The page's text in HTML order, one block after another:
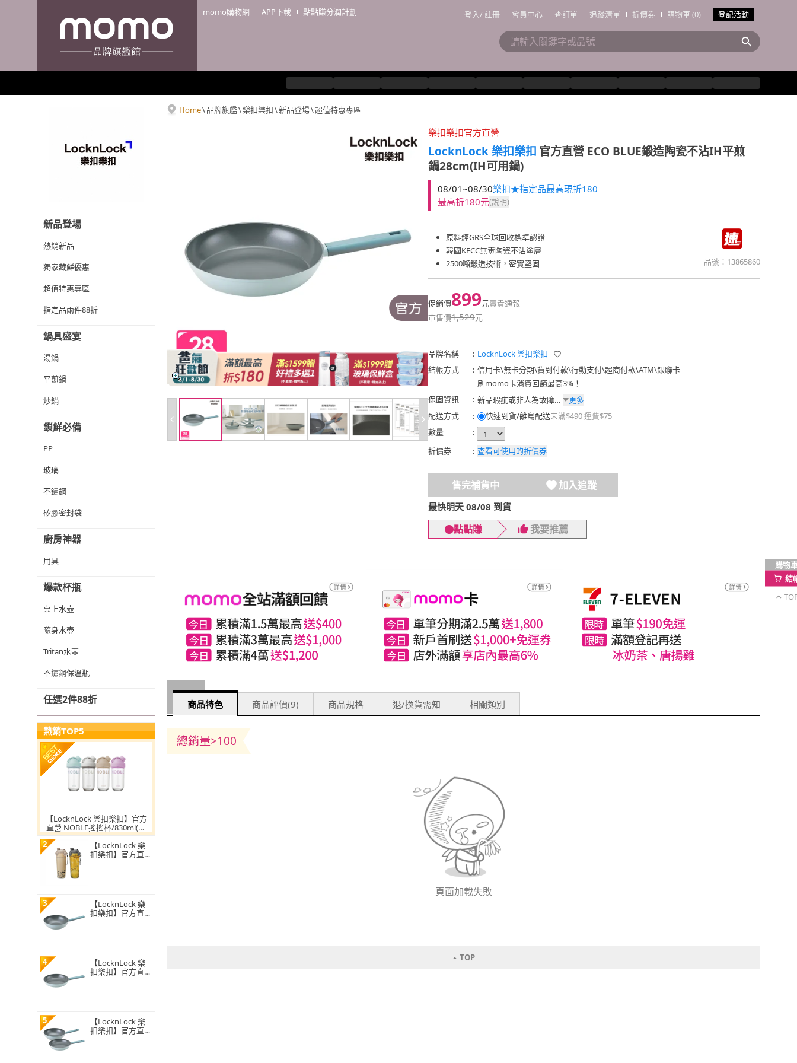
momo購物網 APP下載 點點賺分潤計劃 登入/註冊 會員中心 查訂單 追蹤清單 折價券 購物車 (0) 登記活動
新品登場
熱銷新品
獨家藏鮮優惠
超值特惠專區
指定品兩件88折
鍋具盛宴
湯鍋
平煎鍋
炒鍋
鎖鮮必備
PP
玻璃
不鏽鋼
矽膠密封袋
廚房神器
用具
爆款杯瓶
桌上水壺
隨身水壺
Tritan水壺
不鏽鋼保溫瓶
任選2件88折
熱銷TOP5
【LocknLock 樂扣樂扣】官方
直營 NOBLE搖搖杯/830ml(四
色任選/搖搖杯/運動水壺/大口
徑)
2
【LocknLock 樂
扣樂扣】官方直營
3
【LocknLock 樂
扣樂扣】官方直營
4
【LocknLock 樂
扣樂扣】官方直營
5
【LocknLock 樂
扣樂扣】官方直營
Home\品牌旗艦\樂扣樂扣\新品登場\超值特惠專區
樂扣樂扣官方直營
LocknLock 樂扣樂扣 官方直營 ECO BLUE鍛造陶瓷不沾IH平煎
鍋28cm(IH可用鍋)
08/01~08/30樂扣★指定品最高現折180
最高折180元(說明)
原料經GRS全球回收標準認證
韓國KFCC無毒陶瓷不沾塗層
2500噸鍛造技術，密實堅固
品號： 13865860
促銷價899元賣貴通報
市售價1,529元
品牌名稱 : LocknLock 樂扣樂扣
結帳方式
: 信用卡\無卡分期\貨到付款\行動支付\超商付款\ATM\銀聯卡
刷momo卡消費回饋最高3%！
保固資訊
: 新品瑕疵或非人為故障換
新
更多
配送方式
: 快速到貨/離島配送未滿$490 運費$75
數量
:
折價券
: 查看可使用的折價券
售完補貨中 加入追蹤
最快明天 08/08 到貨
點點賺 我要推薦
商品特色 商品評價(9) 商品規格 退/換貨需知 相關類別
總銷量>100
頁面加載失敗
TOP
購物
結